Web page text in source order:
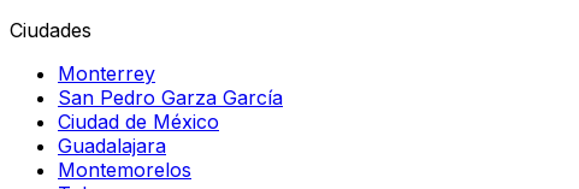
Ciudades
Monterrey
San Pedro Garza García
Ciudad de México
Guadalajara
Montemorelos